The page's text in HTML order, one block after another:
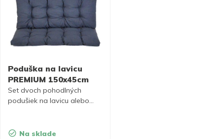
Poduška na lavicu
PREMIUM 150x45cm
Set dvoch pohodlných
podušiek na lavicu alebo
Na sklade